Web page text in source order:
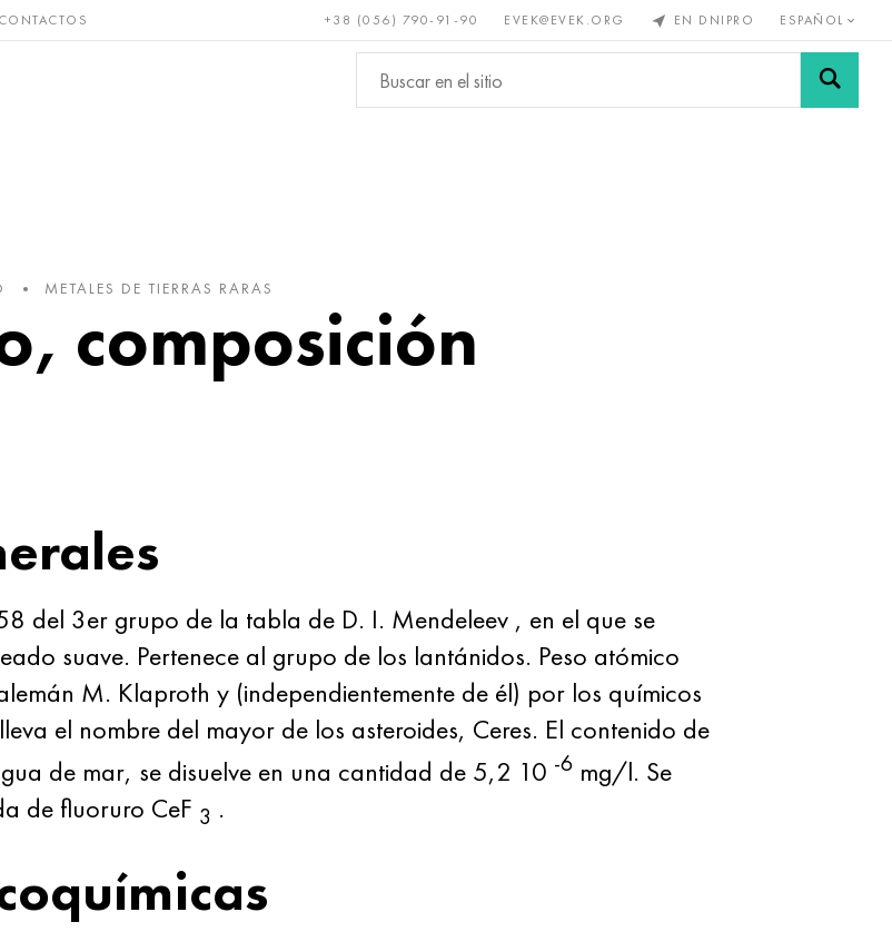
CONTACTOS +38 (056) 790-91-90 EVEK@EVEK.ORG EN DNIPRO ESPAÑOL
Bronce, cobre, Metales no
ferrosos
Aleación de Mallas y
METALES DE TIERRAS RARAS
composición
del 3er grupo de la tabla de D. I. Mendeleev, en el que se
suave. Pertenece al grupo de los lantánidos. Peso atómico
M. Klaproth y (independientemente de él) por los químicos
el nombre del mayor de los asteroides, Ceres. El contenido de
de mar, se disuelve en una cantidad de 5,2 10 -6mg/l. Se
de fluoruro CeF 3 .